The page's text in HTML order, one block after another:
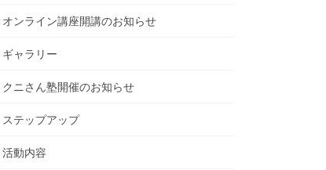
オンライン講座開講のお知らせ
ギャラリー
クニさん塾開催のお知らせ
ステップアップ
活動内容